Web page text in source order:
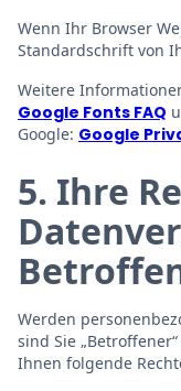
Wenn Ihr Browser
Standardschrift von
Weitere
Google Fonts FAQ
Google: Google
5. Ihre
Werden
sind Sie
Ihnen folgende